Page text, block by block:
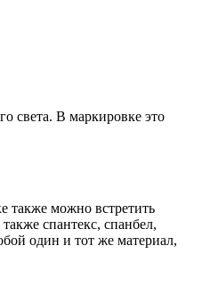
света. В маркировке это
также можно встретить
спантекс, спанбел,
один и тот же материал,